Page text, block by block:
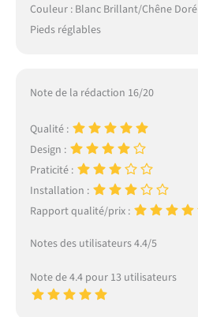
Couleur : Blanc Brillant/Chêne Doré
Pieds réglables
Note de la rédaction 16/20
Qualité :
Design :
Praticité :
Installation :
Rapport qualité/prix :
Notes des utilisateurs 4.4/5
Note de 4.4 pour 13 utilisateurs